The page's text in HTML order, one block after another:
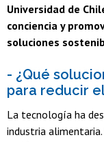
Universidad de
conciencia y
soluciones
- ¿Qué
para reducir
La tecnología ha
industria